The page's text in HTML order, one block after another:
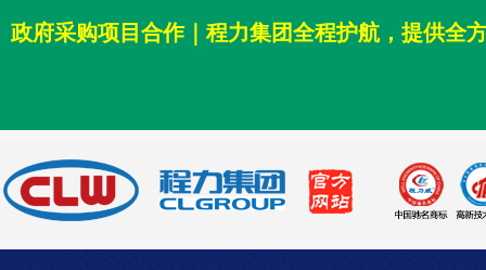
政府采购项目合作｜程力集团全程护航，提供全